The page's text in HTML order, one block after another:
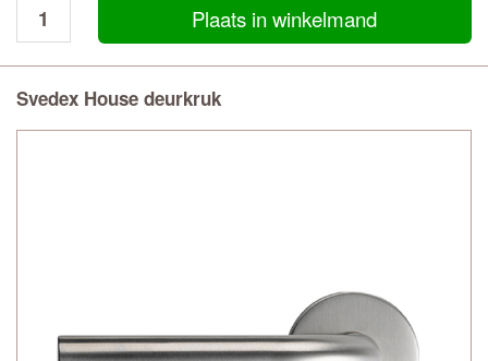
Plaats in winkelmand
Svedex House deurkruk